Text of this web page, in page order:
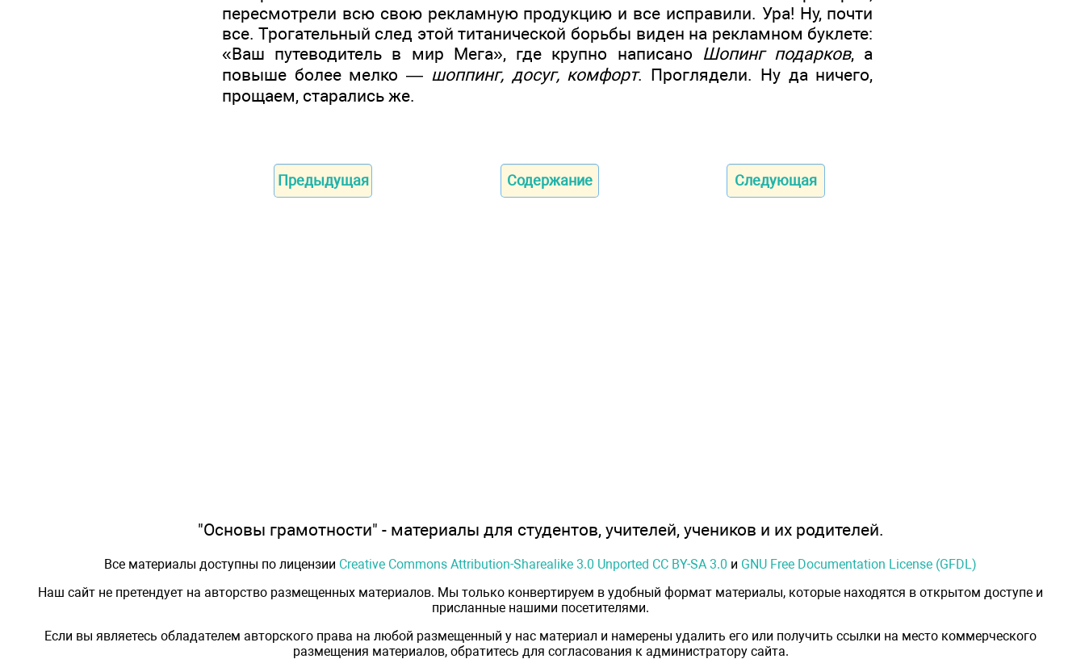
пересмотрели всю свою рекламную продукцию и все исправили. Ура! Ну, почти
все. Трогательный след этой титанической борьбы виден на рекламном буклете:
«Ваш путеводитель в мир Мега», где крупно написано Шопинг подарков, а
повыше более мелко — шоппинг, досуг, комфорт. Проглядели. Ну да ничего,
прощаем, старались же.
Предыдущая Содержание Следующая
"Основы грамотности" - материалы для студентов, учителей, учеников и их родителей.
Все материалы доступны по лицензии Creative Commons Attribution-Sharealike 3.0 Unported CC BY-SA 3.0 и GNU Free Documentation License (GFDL)
Наш сайт не претендует на авторство размещенных материалов. Мы только конвертируем в удобный формат материалы, которые находятся в открытом доступе и
присланные нашими посетителями.
Если вы являетесь обладателем авторского права на любой размещенный у нас материал и намерены удалить его или получить ссылки на место коммерческого
размещения материалов, обратитесь для согласования к администратору сайта.